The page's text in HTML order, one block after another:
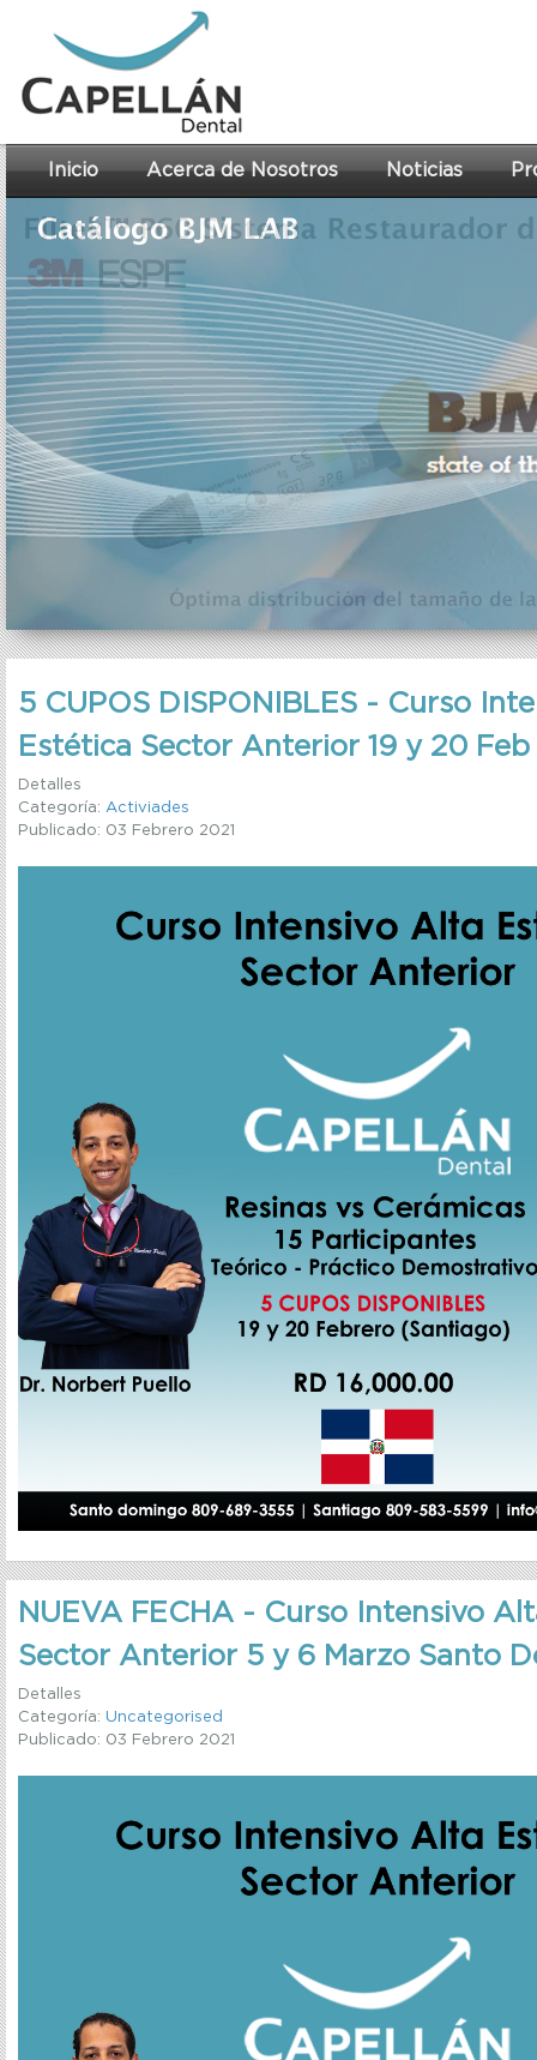
Inicio Acerca de Nosotros Noticias
5 CUPOS DISPONIBLES - Curso
Estética Sector Anterior 19 y 20
Detalles
Categoría: Activiades
Publicado: 03 Febrero 2021
NUEVA FECHA - Curso Intensivo
Sector Anterior 5 y 6 Marzo Santo
Detalles
Categoría: Uncategorised
Publicado: 03 Febrero 2021